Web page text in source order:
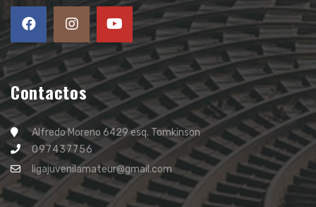
Contactos
Alfredo Moreno 6429 esq. Tomkinson
097437756
ligajuvenilamateur@gmail.com